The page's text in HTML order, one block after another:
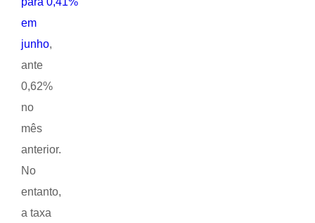
em
junho,
ante
0,62%
no
mês
anterior.
No
entanto,
a taxa